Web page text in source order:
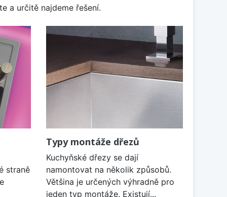
a určitě najdeme řešení.
straně
Typy montáže dřezů
Kuchyňské dřezy se dají
namontovat na několik způsobů.
Většina je určených výhradně pro
jeden typ montáže. Existují...